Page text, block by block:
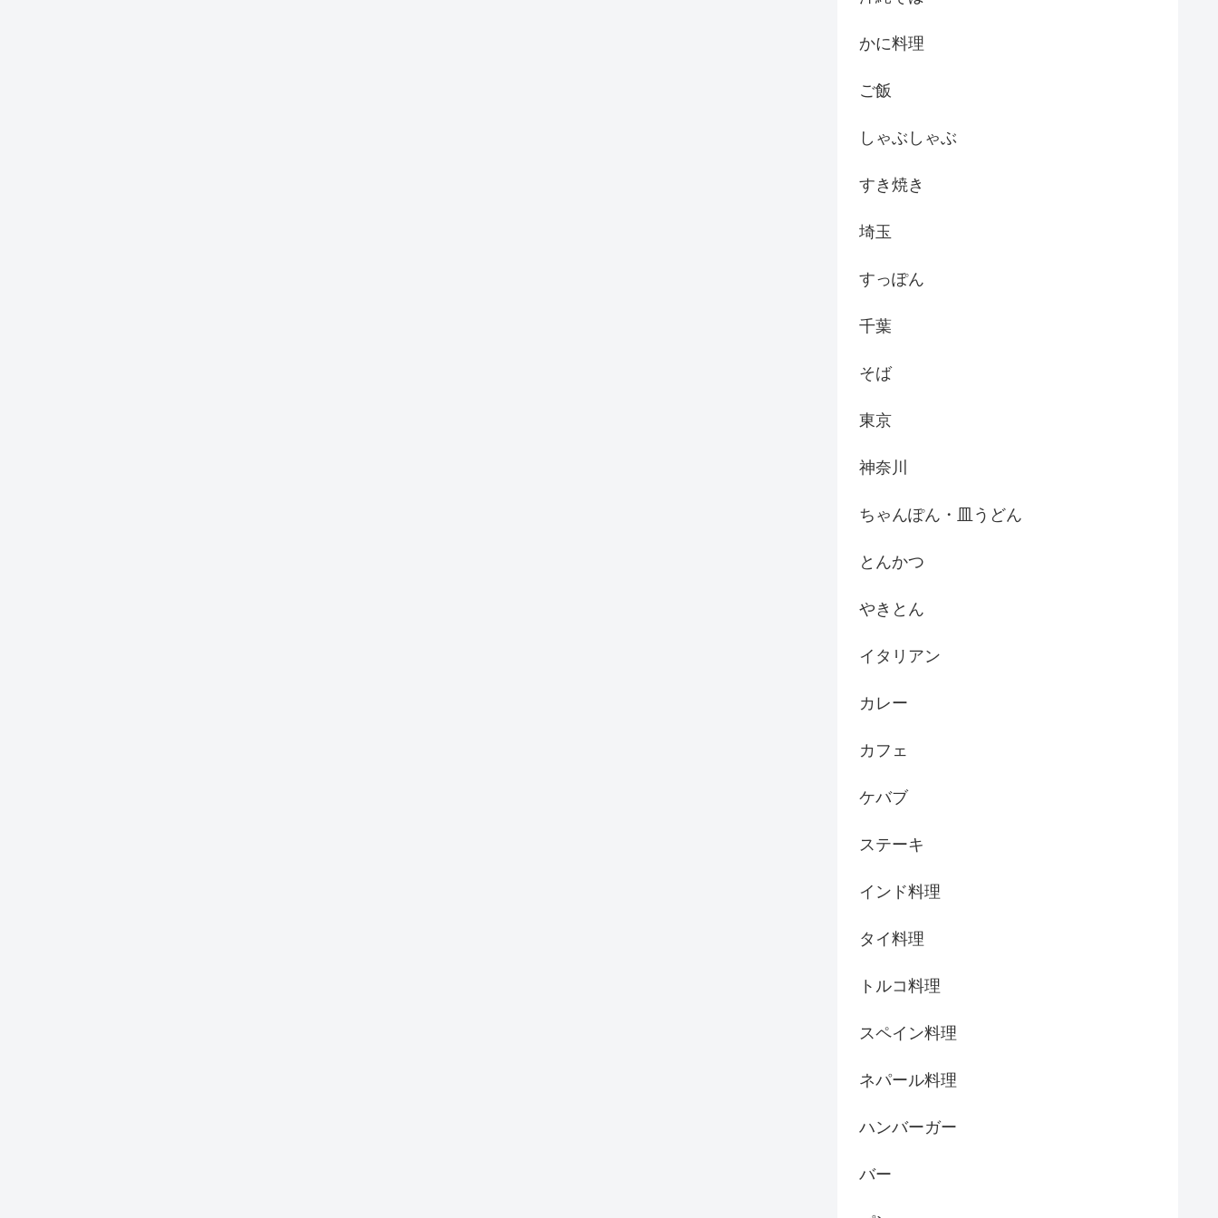
かに料理
ご飯
しゃぶしゃぶ
すき焼き
埼玉
すっぽん
千葉
そば
東京
神奈川
ちゃんぽん・皿うどん
とんかつ
やきとん
イタリアン
カレー
カフェ
ケバブ
ステーキ
インド料理
タイ料理
トルコ料理
スペイン料理
ネパール料理
ハンバーガー
バー